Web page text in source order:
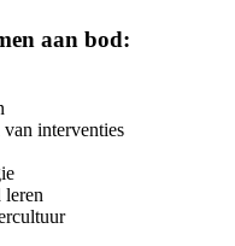
aan bod:
interventies